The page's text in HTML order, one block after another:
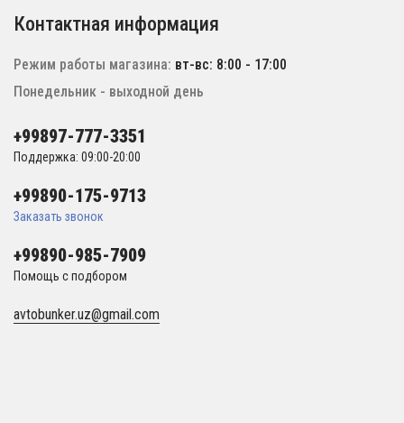
Контактная информация
Режим работы магазина: вт-вс: 8:00 - 17:00
Понедельник - выходной день
+99897-777-3351
Поддержка: 09:00-20:00
+99890-175-9713
Заказать звонок
+99890-985-7909
Помощь с подбором
avtobunker.uz@gmail.com